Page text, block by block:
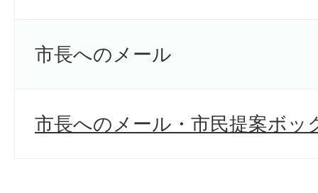
市長へのメール
市長へのメール・市民提案ボッ